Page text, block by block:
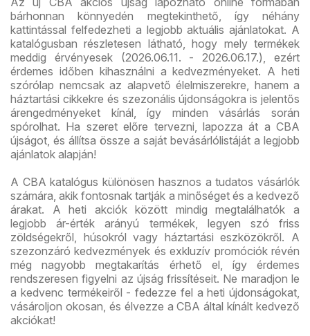
bárhonnan könnyedén megtekinthető, így néhány
kattintással felfedezheti a legjobb aktuális ajánlatokat. A
katalógusban részletesen látható, hogy mely termékek
meddig érvényesek (2026.06.11. - 2026.06.17.), ezért
érdemes időben kihasználni a kedvezményeket. A heti
szórólap nemcsak az alapvető élelmiszerekre, hanem a
háztartási cikkekre és szezonális újdonságokra is jelentős
árengedményeket kínál, így minden vásárlás során
spórolhat. Ha szeret előre tervezni, lapozza át a CBA
újságot, és állítsa össze a saját bevásárlólistáját a legjobb
ajánlatok alapján!
A CBA katalógus különösen hasznos a tudatos vásárlók
számára, akik fontosnak tartják a minőséget és a kedvező
árakat. A heti akciók között mindig megtalálhatók a
legjobb ár-érték arányú termékek, legyen szó friss
zöldségekről, húsokról vagy háztartási eszközökről. A
szezonzáró kedvezmények és exkluzív promóciók révén
még nagyobb megtakarítás érhető el, így érdemes
rendszeresen figyelni az újság frissítéseit. Ne maradjon le
a kedvenc termékeiről - fedezze fel a heti újdonságokat,
vásároljon okosan, és élvezze a CBA által kínált kedvező
akciókat!